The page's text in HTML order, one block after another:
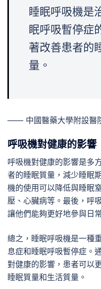
睡眠呼吸機是
眠呼吸暫停症
著改善患者的
量。
—— 中國醫藥大學附設醫
呼吸機對健康的影響
呼吸機對健康的影響是多
者的睡眠質量，減少睡眠
機的使用可以降低與睡眠
壓、心臟病等。最後，呼
讓他們能夠更好地參與日
總之，睡眠呼吸機是一種
息症和睡眠呼吸暫停症。
對健康的影響，患者可以
睡眠質量和生活質量。